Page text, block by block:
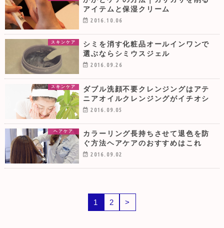
アイテムと保湿クリーム
2016.10.06
スキンケア
シミを消す化粧品オールインワンで
選ぶならシミウスジェル
2016.09.26
スキンケア
ダブル洗顔不要クレンジングはアテ
ニアオイルクレンジングがイチオシ
2016.09.05
ヘアケア
カラーリング長持ちさせて退色を防
ぐ方法ヘアケアのおすすめはこれ
2016.09.02
1 2 >